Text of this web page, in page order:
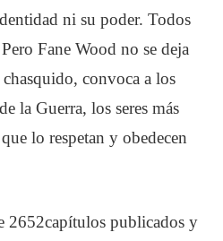
ni su poder. Todos
Fane Wood no se deja
convoca a los
la Guerra, los seres más
lo respetan y obedecen
2652capítulos publicados y